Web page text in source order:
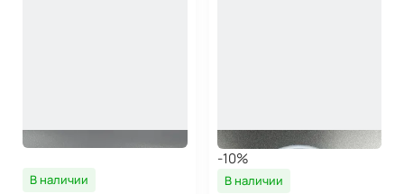
В наличии
-10%
В наличии